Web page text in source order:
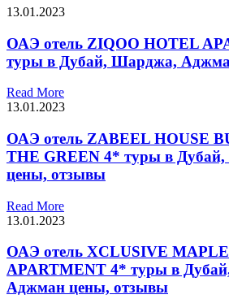
13.01.2023
ОАЭ отель ZIQOO HOTEL
туры в Дубай, Шарджа,
Read More
13.01.2023
ОАЭ отель ZABEEL HOUSE
THE GREEN 4* туры в
цены, отзывы
Read More
13.01.2023
ОАЭ отель XCLUSIVE
APARTMENT 4* туры в
Аджман цены, отзывы